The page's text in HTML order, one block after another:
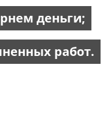
деньги;
работ.